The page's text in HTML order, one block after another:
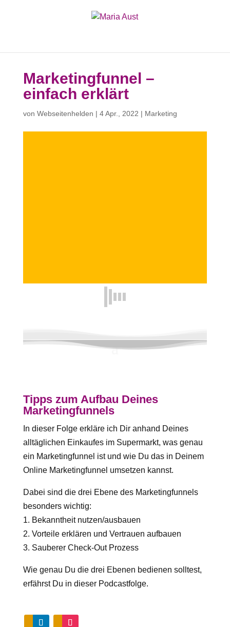
Marketingfunnel –
einfach erklärt
von Webseitenhelden | 4 Apr., 2022 | Marketing
Tipps zum Aufbau Deines
Marketingfunnels
In dieser Folge erkläre ich Dir anhand Deines
alltäglichen Einkaufes im Supermarkt, was genau
ein Marketingfunnel ist und wie Du das in Deinem
Online Marketingfunnel umsetzen kannst.
Dabei sind die drei Ebene des Marketingfunnels
besonders wichtig:
1. Bekanntheit nutzen/ausbauen
2. Vorteile erklären und Vertrauen aufbauen
3. Sauberer Check-Out Prozess
Wie genau Du die drei Ebenen bedienen solltest,
erfährst Du in dieser Podcastfolge.